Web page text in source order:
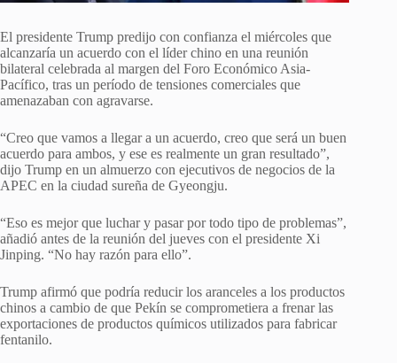
El presidente Trump predijo con confianza el miércoles que
alcanzaría un acuerdo con el líder chino en una reunión
bilateral celebrada al margen del Foro Económico Asia-
Pacífico, tras un período de tensiones comerciales que
amenazaban con agravarse.
“Creo que vamos a llegar a un acuerdo, creo que será un buen
acuerdo para ambos, y ese es realmente un gran resultado”,
dijo Trump en un almuerzo con ejecutivos de negocios de la
APEC en la ciudad sureña de Gyeongju.
“Eso es mejor que luchar y pasar por todo tipo de problemas”,
añadió antes de la reunión del jueves con el presidente Xi
Jinping. “No hay razón para ello”.
Trump afirmó que podría reducir los aranceles a los productos
chinos a cambio de que Pekín se comprometiera a frenar las
exportaciones de productos químicos utilizados para fabricar
fentanilo.